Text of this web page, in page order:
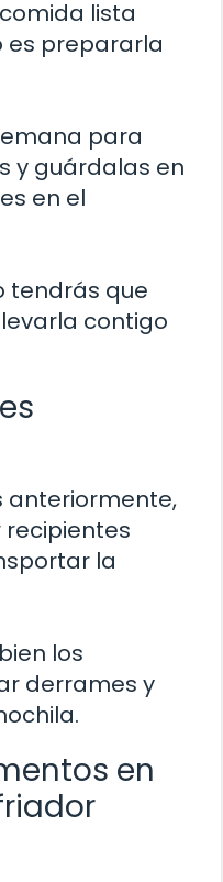
lista
es prepararla
para
y guárdalas en
en el
tendrás que
contigo
anteriormente,
la
los
derrames y
en